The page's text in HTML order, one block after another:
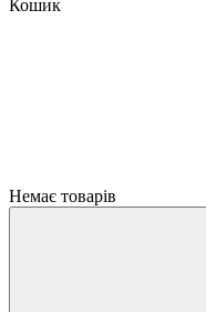
Кошик
Немає товарів